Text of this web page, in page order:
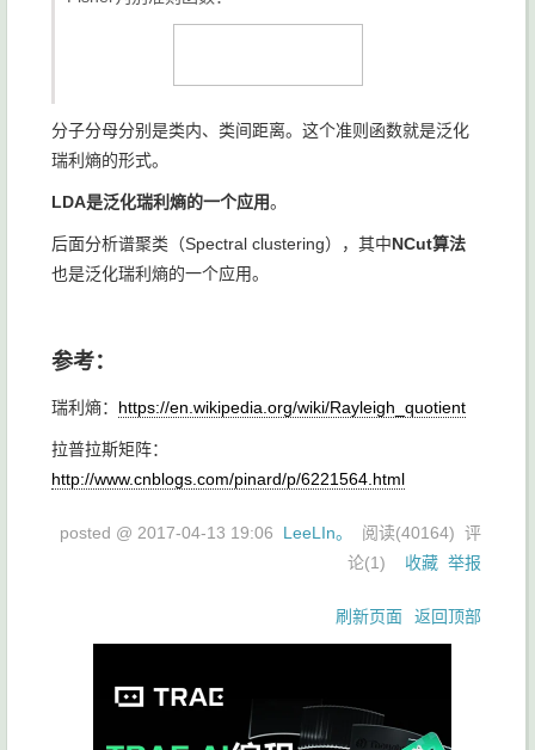
分子分母分别是类内、类间距离。这个准则函数就是泛化
瑞利熵的形式。
LDA是泛化瑞利熵的一个应用。
后面分析谱聚类（Spectral clustering），其中NCut算法
也是泛化瑞利熵的一个应用。
参考：
瑞利熵： https://en.wikipedia.org/wiki/Rayleigh_quotient
拉普拉斯矩阵：
http://www.cnblogs.com/pinard/p/6221564.html
posted @ 2017-04-13 19:06 LeeLIn。 阅读(40164) 评
论(1) 收藏 举报
刷新页面 返回顶部